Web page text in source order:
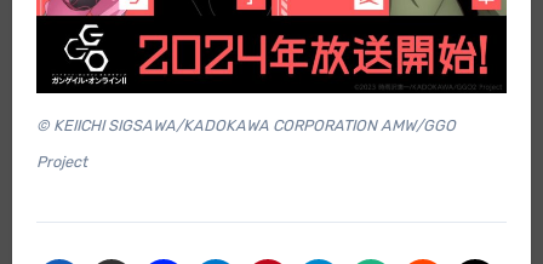
© KEIICHI SIGSAWA/KADOKAWA CORPORATION AMW/GGO
Project